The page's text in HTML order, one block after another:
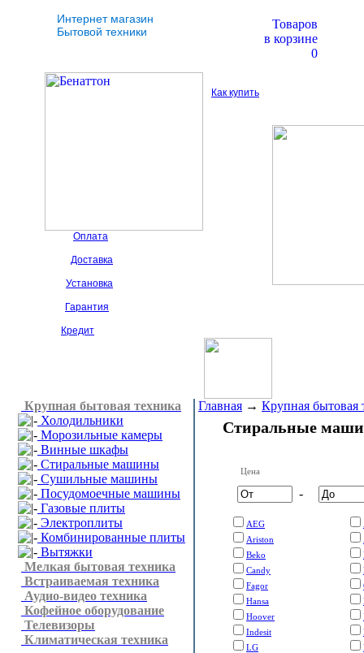
Интернет магазин
Бытовой техники
Товаров
в корзине
0
Как купить
Оплата
Доставка
Установка
Гарантия
Кредит
Крупная бытовая техника
Холодильники
Морозильные камеры
Винные шкафы
Стиральные машины
Сушильные машины
Посудомоечные машины
Газовые плиты
Электроплиты
Комбинированные плиты
Вытяжки
Мелкая бытовая техника
Встраиваемая техника
Аудио-видео техника
Кофейное оборудование
Телевизоры
Климатическая техника
Главная → Крупная бытовая
Стиральные
Цена
-
AEG
Ariston
Beko
Candy
Fagor
Hansa
Hoover
Indesit
LG